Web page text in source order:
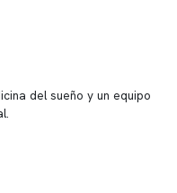
del sueño y un equipo